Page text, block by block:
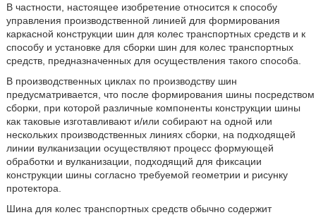
В частности, настоящее изобретение относится к способу
управления производственной линией для формирования
каркасной конструкции шин для колес транспортных средств и к
способу и установке для сборки шин для колес транспортных
средств, предназначенных для осуществления такого способа.
В производственных циклах по производству шин
предусматривается, что после формирования шины посредством
сборки, при которой различные компоненты конструкции шины
как таковые изготавливают и/или собирают на одной или
нескольких производственных линиях сборки, на подходящей
линии вулканизации осуществляют процесс формующей
обработки и вулканизации, подходящий для фиксации
конструкции шины согласно требуемой геометрии и рисунку
протектора.
Шина для колес транспортных средств обычно содержит